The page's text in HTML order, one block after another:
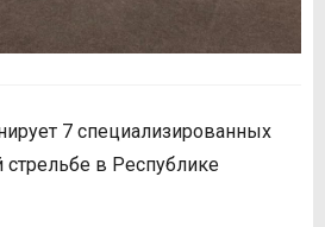
7 специализированных
стрельбе в Республике